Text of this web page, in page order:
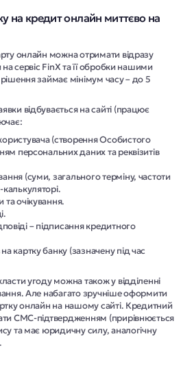
на кредит онлайн миттєво на
онлайн можна отримати відразу
на сервіс FinX та її обробки нашими
займає мінімум часу – до 5
відбувається на сайті (працює
(створення Особистого
персональних даних та реквізитів
(суми, загального терміну, частоти
та очікування.
– підписання кредитного
картку банку (зазначену під час
угоду можна також у відділенні
Але набагато зручніше оформити
онлайн на нашому сайті. Кредитний
СМС-підтвердженням (прирівнюється
та має юридичну силу, аналогічну